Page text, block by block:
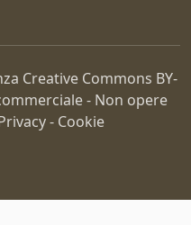
Creative Commons BY-
- Non opere
- Cookie